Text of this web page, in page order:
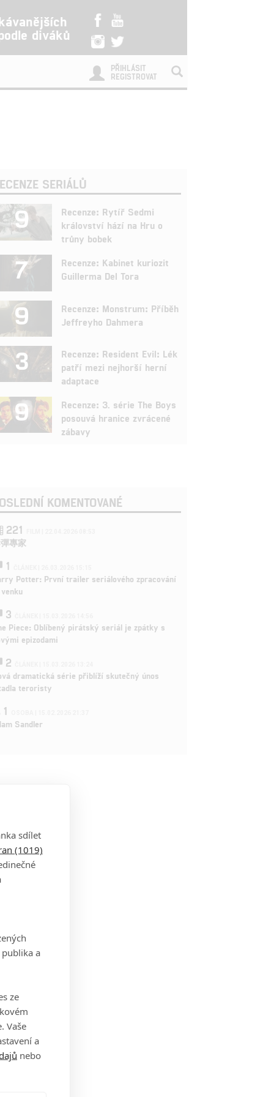
diváků
PŘIHLÁSIT
REGISTROVAT
SERIÁLŮ
9
Recenze: Rytíř Sedmi
království hází na Hru o
trůny bobek
7
Recenze: Kabinet kuriozit
Guillerma Del Tora
9
Recenze: Monstrum: Příběh
Jeffreyho Dahmera
3
Recenze: Resident Evil: Lék
patří mezi nejhorší herní
adaptace
9
Recenze: 3. série The Boys
posouvá hranice zvrácené
zábavy
KOMENTOVANÉ
221
專家
1
Potter: První trailer seriálového zpracování
3
Piece: Oblíbený pirátský seriál je zpátky s
epizodami
2
dramatická série přiblíží skutečný únos
teroristy
1
Sandler
sdílet
(1019)
a
ze
Vaše
a
nebo